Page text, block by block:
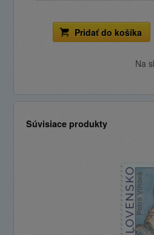
Pridať do košíka
Na
Súvisiace produkty